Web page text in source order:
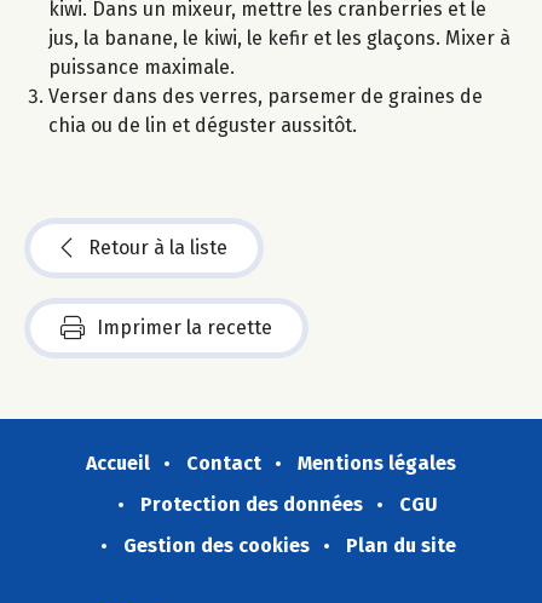
kiwi. Dans un mixeur, mettre les cranberries et le
jus, la banane, le kiwi, le kefir et les glaçons. Mixer à
puissance maximale.
Verser dans des verres, parsemer de graines de
chia ou de lin et déguster aussitôt.
Retour à la liste
Imprimer la recette
Accueil Contact
Mentions légales
Protection des données
CGU
Gestion des cookies
Plan du site